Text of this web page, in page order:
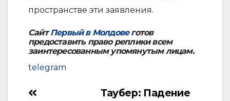
пространстве эти заявления.
СайтПервый в Молдовеготов
предоставить право реплики всем
заинтересованным упомянутым лицам.
telegram
Навигация
Таубер: Падение